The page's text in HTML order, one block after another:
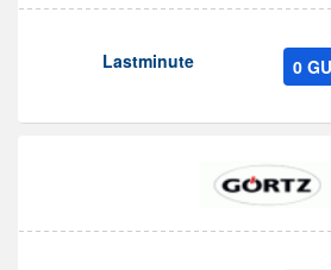
Lastminute 0